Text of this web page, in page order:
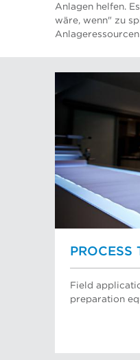
Anlagen helfen.
wäre, wenn" zu
PROCESS
Field
preparation